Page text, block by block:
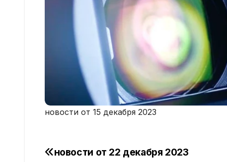
новости от 15 декабря 2023
Навигация
новости от 22 декабря 2023